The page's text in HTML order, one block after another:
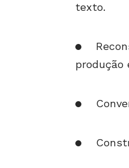
texto.
produção